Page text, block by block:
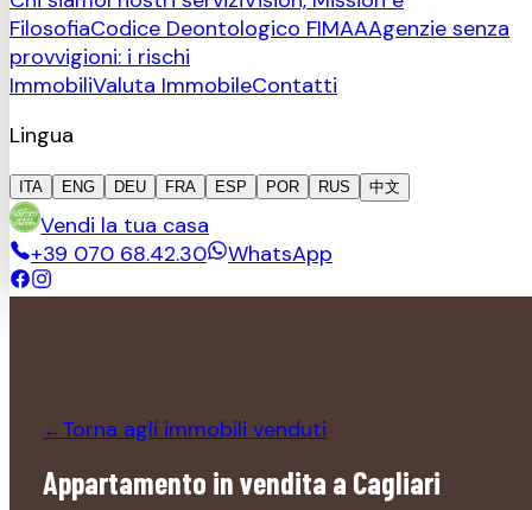
FilosofiaCodice Deontologico FIMAAAgenzie senza
provvigioni: i rischi
ImmobiliValuta ImmobileContatti
Lingua
ITA ENG DEU FRA ESP POR RUS 中文
Vendi la tua casa
+39 070 68.42.30
WhatsApp
←Torna agli immobili venduti
Appartamento in vendita a Cagliari